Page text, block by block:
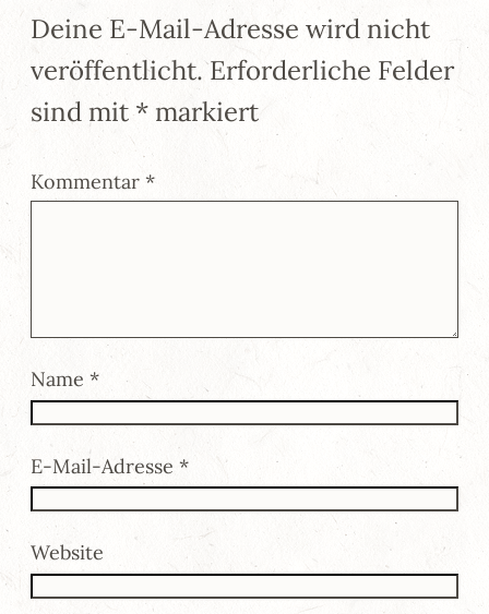
Deine E-Mail-Adresse wird nicht
veröffentlicht. Erforderliche Felder
sind mit* markiert
Kommentar *
Name *
E-Mail-Adresse *
Website